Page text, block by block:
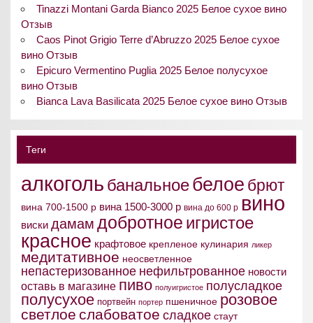
Tinazzi Montani Garda Bianco 2025 Белое сухое вино
Отзыв
Caos Pinot Grigio Terre d’Abruzzo 2025 Белое сухое
вино Отзыв
Epicuro Vermentino Puglia 2025 Белое полусухое
вино Отзыв
Bianca Lava Basilicata 2025 Белое сухое вино Отзыв
Теги
алкоголь банальноебелое брют
вина 700-1500 р вина 1500-3000 р вина до 600 р вино
виски дамам добротное игристое
красное крафтовое крепленое кулинария ликер
медитативное неосветленное
непастеризованное нефильтрованное новости
оставь в магазине пиво полуигристое полусладкое
полусухое портвейн портер пшеничное розовое
светлое слабоватое сладкое стаут